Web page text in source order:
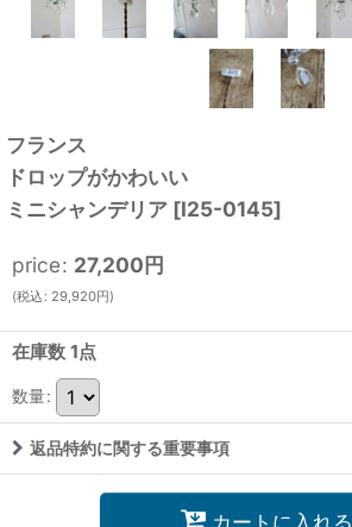
フランス
ドロップがかわいい
ミニシャンデリア [I25-0145]
price: 27,200円
(税込 : 29,920円)
在庫数 1点
数量:
返品特約に関する重要事項